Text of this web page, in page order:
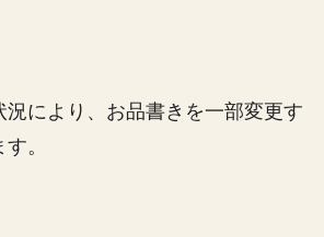
により、お品書きを一部変更す
。